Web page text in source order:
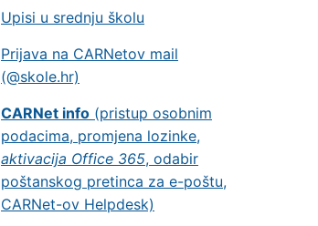
Upisi u srednju školu
Prijava na CARNetov mail
(@skole.hr)
CARNet info (pristup osobnim
podacima, promjena lozinke,
aktivacija Office 365, odabir
poštanskog pretinca za e-poštu,
CARNet-ov Helpdesk)